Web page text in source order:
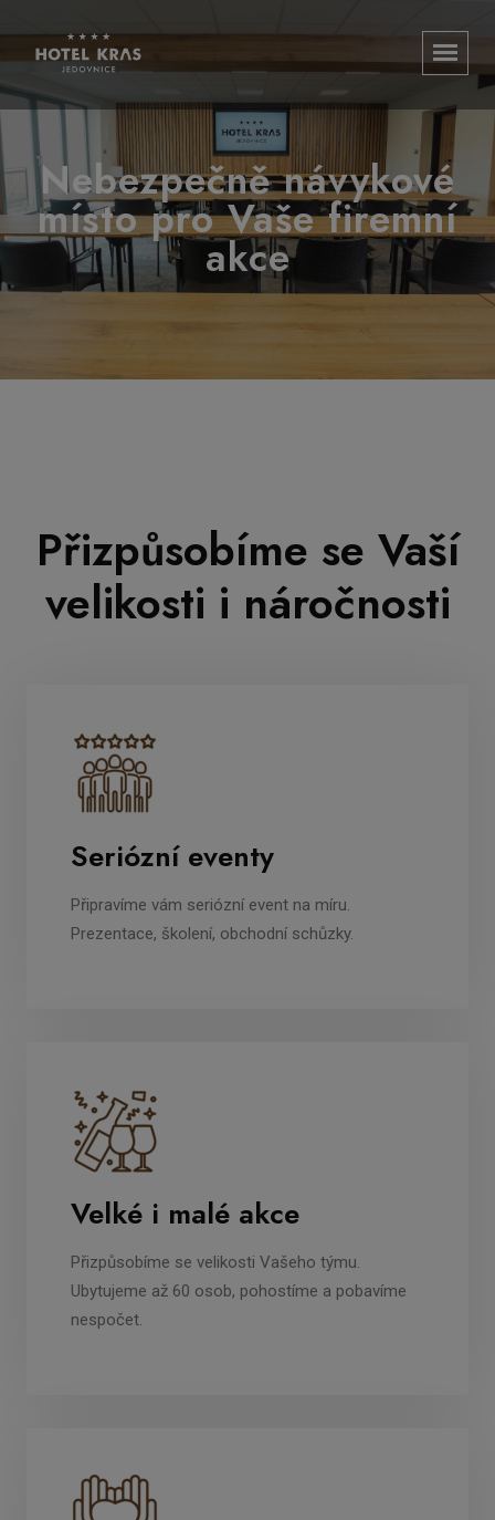
Nebezpečně návykové
místo pro Vaše firemní
akce
Přizpůsobíme se Vaší
velikosti i náročnosti
Seriózní eventy
Připravíme vám seriózní event na míru.
Prezentace, školení, obchodní schůzky.
Velké i malé akce
Přizpůsobíme se velikosti Vašeho týmu.
Ubytujeme až 60 osob, pohostíme a pobavíme
nespočet.